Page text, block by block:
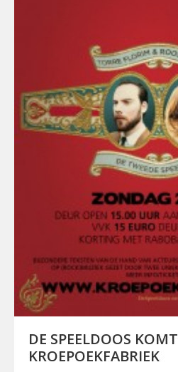
DE SPEELDOOS
KROEPOEKFABRIEK